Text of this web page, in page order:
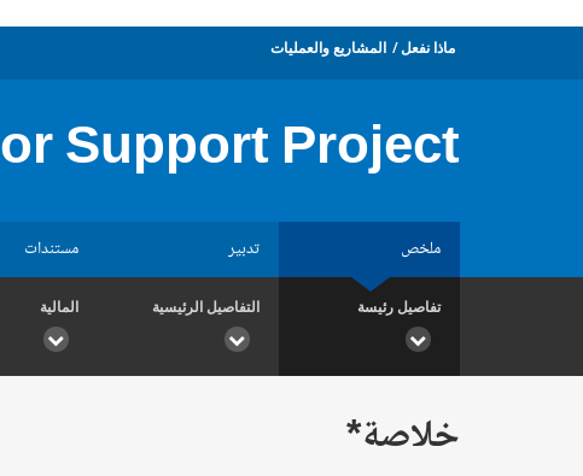
ماذا نفعل المشاريع والعمليات
Support Project
ملخص تدبير مستندات
تفاصيل رئيسة التفاصيل الرئيسية المالية
خلاصة*